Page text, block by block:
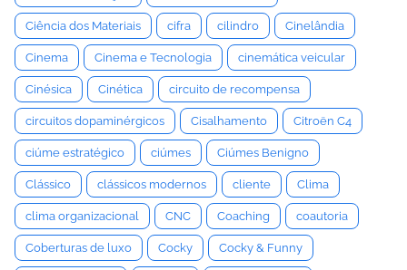
Ciência dos Materiais cifra cilindro Cinelândia
Cinema Cinema e Tecnologia cinemática veicular
Cinésica Cinética circuito de recompensa
circuitos dopaminérgicos Cisalhamento Citroën C4
ciúme estratégico ciúmes Ciúmes Benigno
Clássico clássicos modernos cliente Clima
clima organizacional CNC Coaching coautoria
Coberturas de luxo Cocky Cocky & Funny